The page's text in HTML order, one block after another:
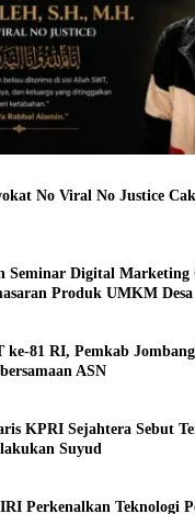
No Viral No Justice
Seminar Digital Marketing
Produk UMKM
ke-81 RI, Pemkab
ASN
KPRI Sejahtera Sebut
Suyud
Perkenalkan Teknologi